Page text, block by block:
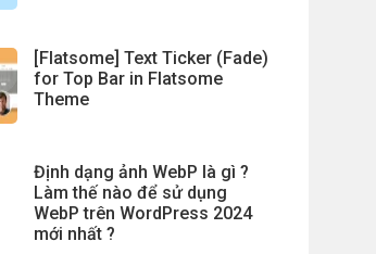
[Flatsome] Text Ticker (Fade)
for Top Bar in Flatsome
Theme
Định dạng ảnh WebP là gì ?
Làm thế nào để sử dụng
WebP trên WordPress 2024
mới nhất ?